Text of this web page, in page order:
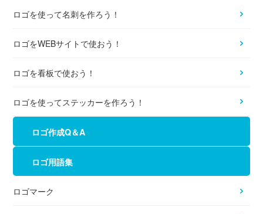
ロゴを使って名刺を作ろう！
ロゴをWEBサイトで使おう！
ロゴを看板で使おう！
ロゴを使ってステッカーを作ろう！
ロゴ作成Q＆A
ロゴ用語集
ロゴマーク